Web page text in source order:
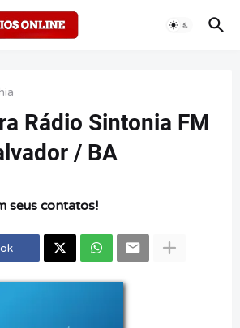
Rádio Sintonia FM
/ BA
seus contatos!